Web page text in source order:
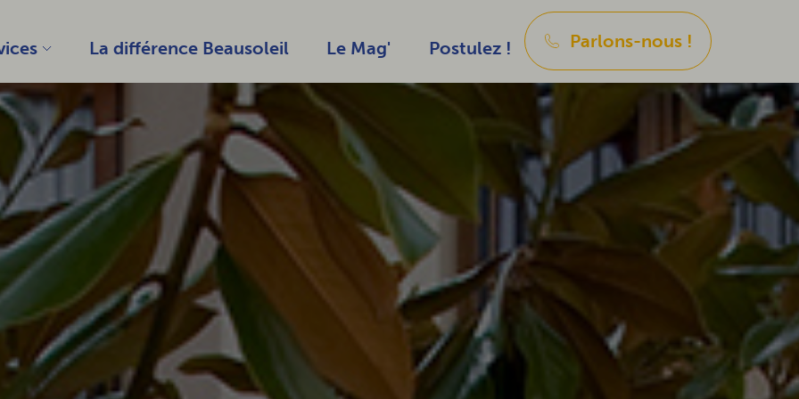
La différence Beausoleil Le Mag' Postulez ! Parlons-nous !